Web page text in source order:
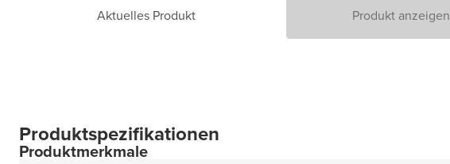
Aktuelles Produkt Produkt anzeigen
Produktspezifikationen
Produktmerkmale